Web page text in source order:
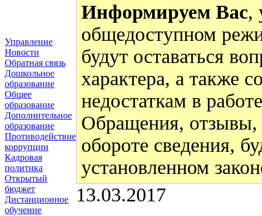
Управление
Новости
Обратная связь
Дошкольное
образование
Общее
образование
Дополнительное
образование
Противодействие
коррупции
Кадровая
политика
Открытый
бюджет
Дистанционное
обучение
Информируем Вас,
общедоступном
будут оставаться
характера, а также
недостаткам в
Обращения, отзывы,
обороте сведения,
установленном
13.03.2017